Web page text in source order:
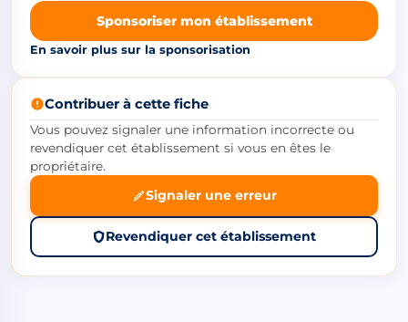
Sponsoriser mon établissement
En savoir plus sur la sponsorisation
Contribuer à cette fiche
Vous pouvez signaler une information incorrecte ou
revendiquer cet établissement si vous en êtes le
propriétaire.
Signaler une erreur
Revendiquer cet établissement